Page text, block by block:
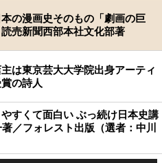
の漫画史そのもの「劇画の巨
売新聞西部本社文化部著
は東京芸大大学院出身アーティ
の詩人
やすくて面白い ぶっ続け日本史講
／フォレスト出版（選者：中川